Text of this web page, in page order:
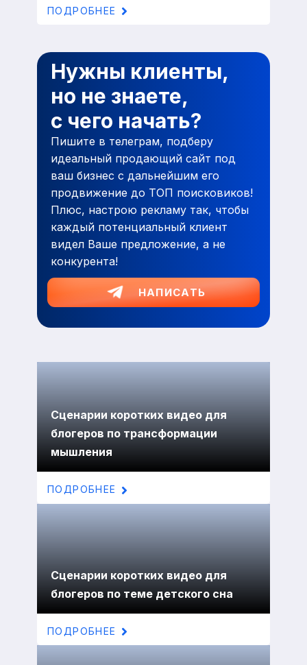
ПОДРОБНЕЕ
Нужны клиенты,
но не знаете,
с чего начать?
Пишите в телеграм, подберу
идеальный продающий сайт под
ваш бизнес с дальнейшим его
продвижение до ТОП поисковиков!
Плюс, настрою рекламу так, чтобы
каждый потенциальный клиент
видел Ваше предложение, а не
конкурента!
НАПИСАТЬ
Сценарии коротких видео для
блогеров по трансформации
мышления
ПОДРОБНЕЕ
Сценарии коротких видео для
блогеров по теме детского сна
ПОДРОБНЕЕ